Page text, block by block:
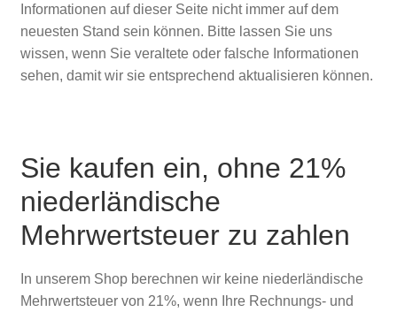
Informationen auf dieser Seite nicht immer auf dem
neuesten Stand sein können. Bitte lassen Sie uns
wissen, wenn Sie veraltete oder falsche Informationen
sehen, damit wir sie entsprechend aktualisieren können.
Sie kaufen ein, ohne 21%
niederländische
Mehrwertsteuer zu zahlen
In unserem Shop berechnen wir keine niederländische
Mehrwertsteuer von 21%, wenn Ihre Rechnungs- und